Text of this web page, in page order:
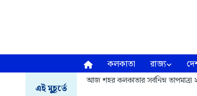
কলকাতা রাজ্য
এই মুহূর্তে
আজ শহর কলকাতার সর্বনিম্ন তাপমাত্রা